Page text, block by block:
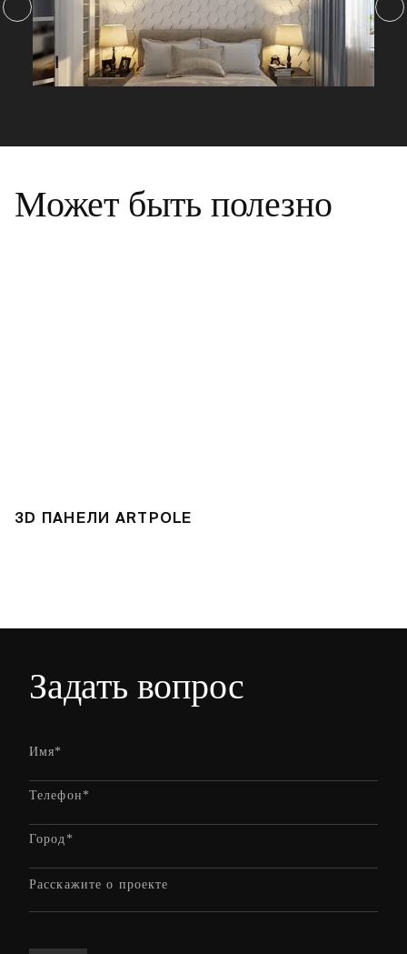
Может быть полезно
3D ПАНЕЛИ ARTPOLE
Задать вопрос